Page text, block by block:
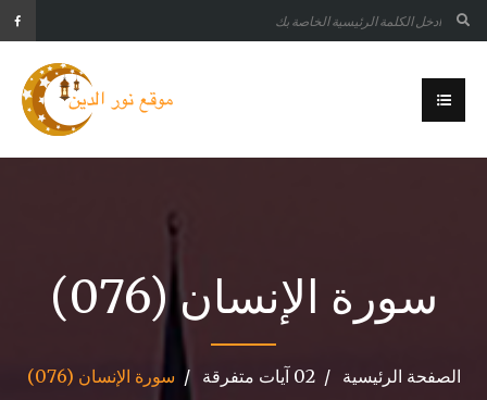
سورة الإنسان (076)
الصفحة الرئيسية 02 آيات متفرقة سورة الإنسان (076)